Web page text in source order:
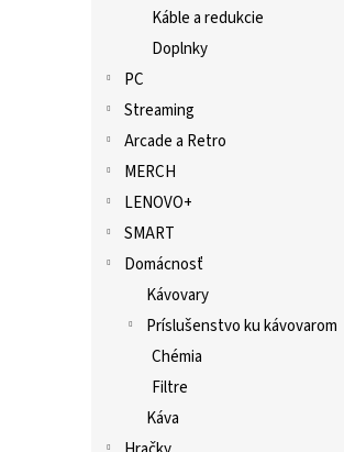
Káble a redukcie
Doplnky
PC
Streaming
Arcade a Retro
MERCH
LENOVO+
SMART
Domácnosť
Kávovary
Príslušenstvo ku kávovarom
Chémia
Filtre
Káva